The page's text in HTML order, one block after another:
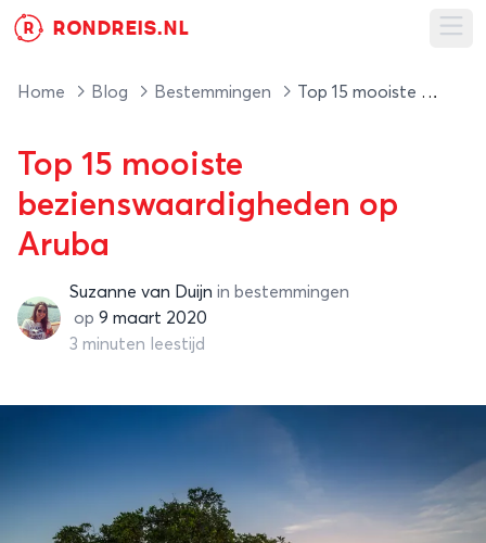
R RONDREIS.NL
Home Blog Bestemmingen Top 15 mooiste bezienswaardigheden op Aruba
Top 15 mooiste
bezienswaardigheden op
Aruba
Suzanne van Duijn
Suzanne van Duijn in bestemmingen
op 9 maart 2020
3 minuten leestijd